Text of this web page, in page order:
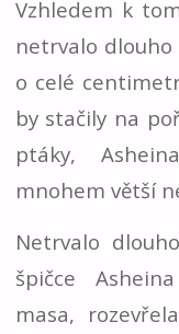
Vzhledem k
netrvalo
o celé
by stačily na
ptáky,
mnohem větší
Netrvalo
špičce
masa,